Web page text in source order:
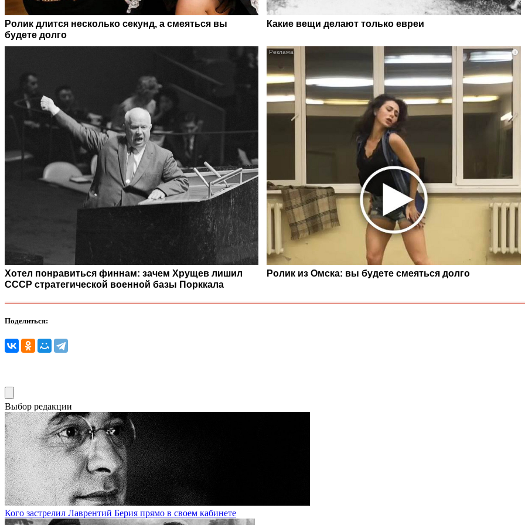
Ролик длится несколько секунд, а смеяться вы
будете долго
Какие вещи делают только евреи
Хотел понравиться финнам: зачем Хрущев лишил
СССР стратегической военной базы Порккала
i
Ролик из Омска: вы будете смеяться долго
Поделиться:
Выбор редакции
Кого застрелил Лаврентий Берия прямо в своем кабинете